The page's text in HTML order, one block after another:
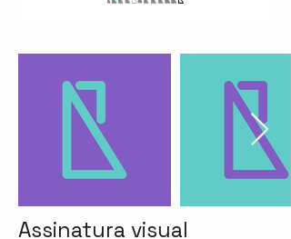
Assinatura visual